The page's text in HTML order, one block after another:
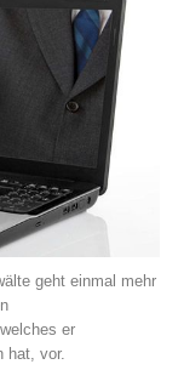
geht einmal mehr
er
hat, vor.